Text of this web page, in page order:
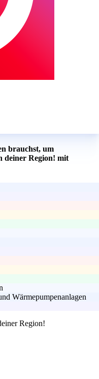
brauchst, um
deiner Region! mit
Wärmepumpenanlagen
Region!